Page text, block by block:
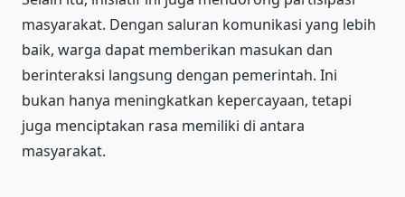
masyarakat. Dengan saluran komunikasi yang lebih
baik, warga dapat memberikan masukan dan
berinteraksi langsung dengan pemerintah. Ini
bukan hanya meningkatkan kepercayaan, tetapi
juga menciptakan rasa memiliki di antara
masyarakat.